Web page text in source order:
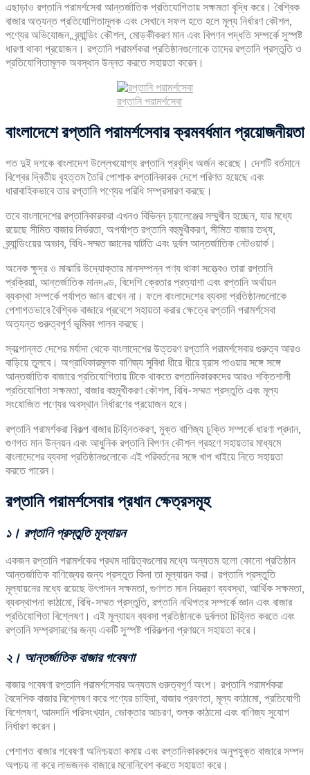
এছাড়াও রপ্তানি পরামর্শসেবা আন্তর্জাতিক প্রতিযোগিতায় সক্ষমতা বৃদ্ধি করে। বৈশ্বিক
বাজার অত্যন্ত প্রতিযোগিতামূলক এবং সেখানে সফল হতে হলে মূল্য নির্ধারণ কৌশল,
পণ্যের অভিযোজন, ব্র্যান্ডিং কৌশল, মোড়কীকরণ মান এবং বিপণন পদ্ধতি সম্পর্কে সুস্পষ্ট
ধারণা থাকা প্রয়োজন। রপ্তানি পরামর্শকরা প্রতিষ্ঠানগুলোকে তাদের রপ্তানি প্রস্তুতি ও
প্রতিযোগিতামূলক অবস্থান উন্নত করতে সহায়তা করেন।
রপ্তানি পরামর্শসেবা
বাংলাদেশেরপ্তানিপরামর্শসেবারক্রমবর্ধমানপ্রয়োজনীয়তা
গত দুই দশকে বাংলাদেশ উল্লেখযোগ্য রপ্তানি প্রবৃদ্ধি অর্জন করেছে। দেশটি বর্তমানে
বিশ্বের দ্বিতীয় বৃহত্তম তৈরি পোশাক রপ্তানিকারক দেশে পরিণত হয়েছে এবং
ধারাবাহিকভাবে তার রপ্তানি পণ্যের পরিধি সম্প্রসারণ করছে।
তবে বাংলাদেশের রপ্তানিকারকরা এখনও বিভিন্ন চ্যালেঞ্জের সম্মুখীন হচ্ছেন, যার মধ্যে
রয়েছে সীমিত বাজার নির্ভরতা, অপর্যাপ্ত রপ্তানি বহুমুখীকরণ, সীমিত বাজার তথ্য,
ব্র্যান্ডিংয়ের অভাব, বিধি-সম্মত জ্ঞানের ঘাটতি এবং দুর্বল আন্তর্জাতিক নেটওয়ার্ক।
অনেক ক্ষুদ্র ও মাঝারি উদ্যোক্তার মানসম্পন্ন পণ্য থাকা সত্ত্বেও তারা রপ্তানি
প্রক্রিয়া, আন্তর্জাতিক মানদণ্ড, বিদেশি ক্রেতার প্রত্যাশা এবং রপ্তানি অর্থায়ন
ব্যবস্থা সম্পর্কে পর্যাপ্ত জ্ঞান রাখেন না। ফলে বাংলাদেশের ব্যবসা প্রতিষ্ঠানগুলোকে
পেশাগতভাবে বৈশ্বিক বাজারে প্রবেশে সহায়তা করার ক্ষেত্রে রপ্তানি পরামর্শসেবা
অত্যন্ত গুরুত্বপূর্ণ ভূমিকা পালন করছে।
স্বল্পোন্নত দেশের মর্যাদা থেকে বাংলাদেশের উত্তরণ রপ্তানি পরামর্শসেবার গুরুত্ব আরও
বাড়িয়ে তুলবে। অগ্রাধিকারমূলক বাণিজ্য সুবিধা ধীরে ধীরে হ্রাস পাওয়ার সঙ্গে সঙ্গে
আন্তর্জাতিক বাজারে প্রতিযোগিতায় টিকে থাকতে রপ্তানিকারকদের আরও শক্তিশালী
প্রতিযোগিতা সক্ষমতা, বাজার বহুমুখীকরণ কৌশল, বিধি-সম্মত প্রস্তুতি এবং মূল্য
সংযোজিত পণ্যের অবস্থান নির্ধারণের প্রয়োজন হবে।
রপ্তানি পরামর্শকরা বিকল্প বাজার চিহ্নিতকরণ, মুক্ত বাণিজ্য চুক্তি সম্পর্কে ধারণা প্রদান,
গুণগত মান উন্নয়ন এবং আধুনিক রপ্তানি বিপণন কৌশল গ্রহণে সহায়তার মাধ্যমে
বাংলাদেশের ব্যবসা প্রতিষ্ঠানগুলোকে এই পরিবর্তনের সঙ্গে খাপ খাইয়ে নিতে সহায়তা
করতে পারেন।
রপ্তানিপরামর্শসেবারপ্রধান ক্ষেত্রসমূহ
১। রপ্তানিপ্রস্তুতিমূল্যায়ন
একজন রপ্তানি পরামর্শকের প্রথম দায়িত্বগুলোর মধ্যে অন্যতম হলো কোনো প্রতিষ্ঠান
আন্তর্জাতিক বাণিজ্যের জন্য প্রস্তুত কিনা তা মূল্যায়ন করা। রপ্তানি প্রস্তুতি
মূল্যায়নের মধ্যে রয়েছে উৎপাদন সক্ষমতা, গুণগত মান নিয়ন্ত্রণ ব্যবস্থা, আর্থিক সক্ষমতা,
ব্যবস্থাপনা কাঠামো, বিধি-সম্মত প্রস্তুতি, রপ্তানি নথিপত্র সম্পর্কে জ্ঞান এবং বাজার
প্রতিযোগিতা বিশ্লেষণ। এই মূল্যায়ন ব্যবসা প্রতিষ্ঠানকে দুর্বলতা চিহ্নিত করতে এবং
রপ্তানি সম্প্রসারণের জন্য একটি সুস্পষ্ট পরিকল্পনা প্রণয়নে সহায়তা করে।
২। আন্তর্জাতিক বাজার গবেষণা
বাজার গবেষণা রপ্তানি পরামর্শসেবার অন্যতম গুরুত্বপূর্ণ অংশ। রপ্তানি পরামর্শকরা
বৈদেশিক বাজার বিশ্লেষণ করে পণ্যের চাহিদা, বাজার প্রবণতা, মূল্য কাঠামো, প্রতিযোগী
বিশ্লেষণ, আমদানি পরিসংখ্যান, ভোক্তার আচরণ, শুল্ক কাঠামো এবং বাণিজ্য সুযোগ
নির্ধারণ করেন।
পেশাগত বাজার গবেষণা অনিশ্চয়তা কমায় এবং রপ্তানিকারকদের অনুপযুক্ত বাজারে সম্পদ
অপচয় না করে লাভজনক বাজারে মনোনিবেশ করতে সহায়তা করে।